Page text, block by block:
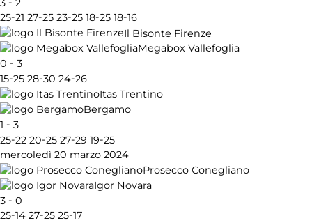
25-21 27-25 23-25 18-25 18-16
Il Bisonte Firenze
Megabox Vallefoglia
0 - 3
15-25 28-30 24-26
Itas Trentino
Bergamo
1 - 3
25-22 20-25 27-29 19-25
mercoledì 20 marzo 2024
Prosecco Conegliano
Igor Novara
3 - 0
25-14 27-25 25-17